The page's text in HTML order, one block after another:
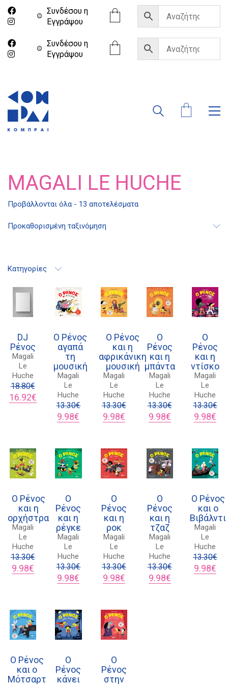
Συνδέσου η
Eγγράψου
Συνδέσου η
Eγγράψου
MAGALI LE HUCHE
Προβάλλονται όλα - 13 αποτελέσματα
Προκαθορισμένη ταξινόμηση
Κατηγορίες
DJ
Ρένος
Magali
Le
Huche
18.80€
Original
price
16.92€Η
τρέχουσα
Ο Ρένος
αγαπά
τη
μουσική
Magali
Le
Huche
13.30€
Original
price
9.98€
τρέχουσα
9.98€.
Ο Ρένος
και η
αφρικάνικη
μουσική
Magali
Le
Huche
13.30€
Original
price
9.98€Η
τρέχουσα
Ο
Ρένος
και η
μπάντα
Magali
Le
Huche
13.30€
Original
price
9.98€Η
τρέχουσα
Ο
Ρένος
και η
ντίσκο
Magali
Le
Huche
13.30€
Original
price
9.98€
Ο Ρένος
και η
ορχήστρα
Magali
Le
Huche
13.30€
Original
price
9.98€Η
τρέχουσα
Ο
Ρένος
και η
ρέγκε
Magali
Le
Huche
13.30€
Original
price
9.98€
τρέχουσα
9.98€.
Ο
Ρένος
και η
ροκ
Magali
Le
Huche
13.30€
Original
price
9.98€Η
τρέχουσα
Ο
Ρένος
και η
τζαζ
Magali
Le
Huche
13.30€
Original
price
9.98€Η
τρέχουσα
Ο Ρένος
και ο
Βιβάλντι
Magali
Le
Huche
13.30€
Original
price
9.98€
Ο Ρένος
και ο
Μότσαρτ
Ο
Ρένος
κάνει
Ο
Ρένος
στην
Διδότου 34, Αθήνα 106 80
21 1750 8340
Πολιτική προστασίας δεδομένων
Τρόποι Πληρωμής
Όροι χρήσης